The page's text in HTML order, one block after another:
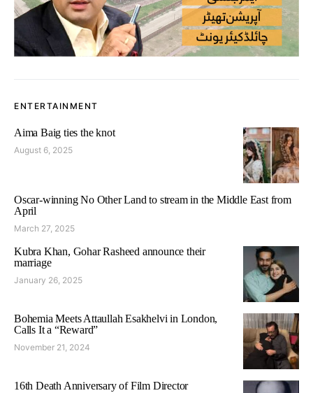
ENTERTAINMENT
Aima Baig ties the knot
August 6, 2025
Oscar-winning No Other Land to stream in the Middle East from
April
March 27, 2025
Kubra Khan, Gohar Rasheed announce their
marriage
January 26, 2025
Bohemia Meets Attaullah Esakhelvi in London,
Calls It a “Reward”
November 21, 2024
16th Death Anniversary of Film Director